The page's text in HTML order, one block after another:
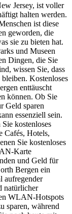
Jersey, ist voller
halten werden.
ist diese
geworden, die
sie zu bieten hat.
und Museen
Dingen, die Sie
wissen Sie, dass
Kostenloses
enttäuscht
können. Ob Sie
Geld sparen
essenziell sein.
kostenloses
Hotels,
Sie kostenloses
Karte
und Geld für
Bergen ein
aufregender
natürlicher
WLAN-Hotspots
sparen, während